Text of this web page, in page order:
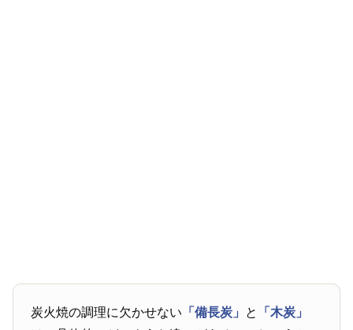
炭火焼の調理に欠かせない 「備長炭」 と
「木炭」